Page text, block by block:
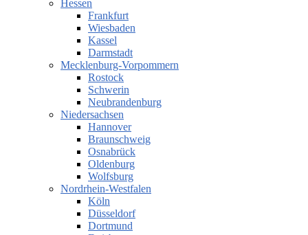
Hessen
Frankfurt
Wiesbaden
Kassel
Darmstadt
Mecklenburg-Vorpommern
Rostock
Schwerin
Neubrandenburg
Niedersachsen
Hannover
Braunschweig
Osnabrück
Oldenburg
Wolfsburg
Nordrhein-Westfalen
Köln
Düsseldorf
Dortmund